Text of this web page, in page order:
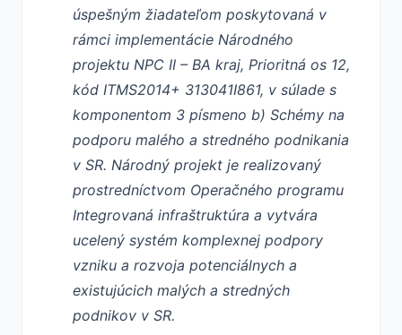
úspešným žiadateľom poskytovaná v
rámci implementácie Národného
projektu NPC II – BA kraj, Prioritná os 12,
kód ITMS2014+ 313041I861, v súlade s
komponentom 3 písmeno b) Schémy na
podporu malého a stredného podnikania
v SR. Národný projekt je realizovaný
prostredníctvom Operačného programu
Integrovaná infraštruktúra a vytvára
ucelený systém komplexnej podpory
vzniku a rozvoja potenciálnych a
existujúcich malých a stredných
podnikov v SR.